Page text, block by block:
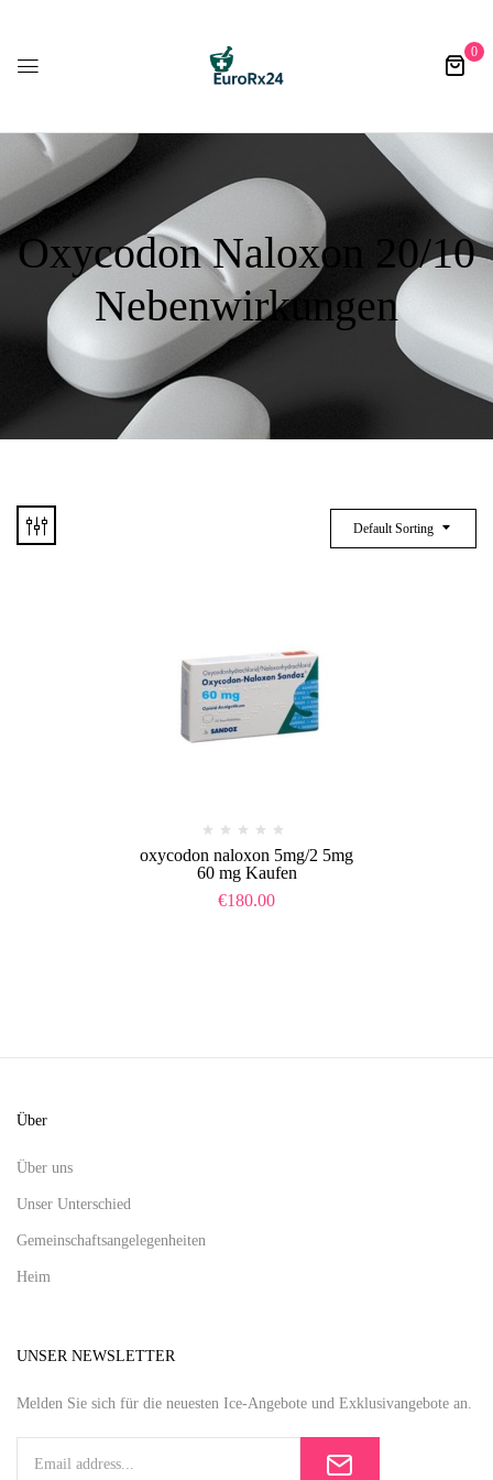
0
Oxycodon Naloxon 20/10
Nebenwirkungen
Default Sorting
oxycodon naloxon 5mg/2 5mg
60 mg Kaufen
€180.00
Über
Über uns
Unser Unterschied
Gemeinschaftsangelegenheiten
Heim
UNSER NEWSLETTER
Melden Sie sich für die neuesten Ice-Angebote und Exklusivangebote an.